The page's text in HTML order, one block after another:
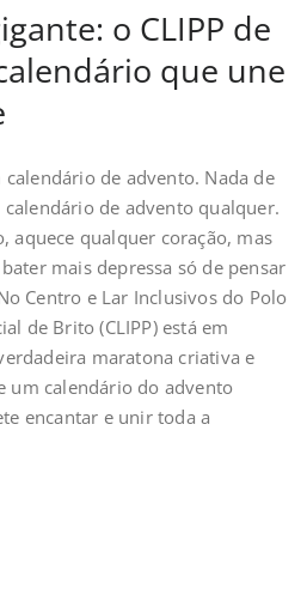
o CLIPP de
que une
de advento. Nada de
de advento qualquer.
aquece qualquer coração, mas
mais depressa só de pensar
Centro e Lar Inclusivos do Polo
de Brito (CLIPP) está em
maratona criativa e
um calendário do advento
encantar e unir toda a